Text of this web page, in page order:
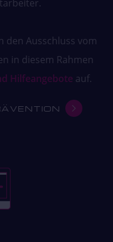
den Ausschluss vom
in diesem Rahmen
Hilfeangebote auf.